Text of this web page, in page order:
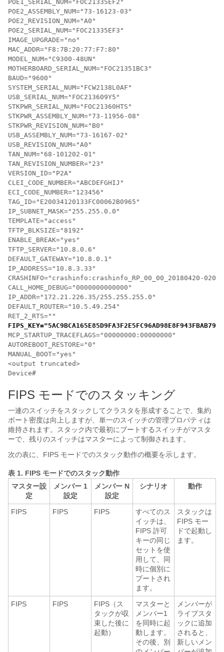
POE1_SERIAL_NUM="FOC21335EF2"
POE2_ASSEMBLY_NUM="73-16123-03"
POE2_REVISION_NUM="A0"
POE2_SERIAL_NUM="FOC21335EF3"
IMAGE_UPGRADE="no"
MAC_ADDR="F8:7B:20:77:F7:80"
MODEL_NUM="C9300-48UN"
MOTHERBOARD_SERIAL_NUM="FOC21351BC3"
BAUD="9600"
SYSTEM_SERIAL_NUM="FCW2138L0AF"
USB_SERIAL_NUM="FOC213609Y5"
STKPWR_SERIAL_NUM="FOC21360HTS"
STKPWR_ASSEMBLY_NUM="73-11956-08"
STKPWR_REVISION_NUM="B0"
USB_ASSEMBLY_NUM="73-16167-02"
USB_REVISION_NUM="A0"
TAN_NUM="68-101202-01"
TAN_REVISION_NUMBER="23"
VERSION_ID="P2A"
CLEI_CODE_NUMBER="ABCDEFGHIJ"
ECI_CODE_NUMBER="123456"
TAG_ID="E20034120133FC00062B0965"
IP_SUBNET_MASK="255.255.0.0"
TEMPLATE="access"
TFTP_BLKSIZE="8192"
ENABLE_BREAK="yes"
TFTP_SERVER="10.8.0.6"
DEFAULT_GATEWAY="10.8.0.1"
IP_ADDRESS="10.8.3.33"
CRASHINFO="crashinfo:crashinfo_RP_00_00_20180420-
CALL_HOME_DEBUG="0000000000000"
IP_ADDR="172.21.226.35/255.255.255.0"
DEFAULT_ROUTER="10.5.49.254"
RET_2_RTS=""
MCP_STARTUP_TRACEFLAGS="00000000:00000000"
AUTOREBOOT_RESTORE="0"
MANUAL_BOOT="yes"
<output truncated>
Device#
FIPS モードでのスタッキング
一連のスイッチをスタックしてクラスタを形成することで、集約
ポート密度は向上しますが、単一のスイッチの管理プロパティは
維持されます。スタック内で最初にブートするスイッチがマスタ
ーで、残りのスイッチはマスターによって制御されます。
次の表に、FIPS モードでのスタック動作の概要を示します。
表 1. FIPS モードでのスタック動作
マスター設
定
メンバー 1
設定
メンバー N
設定
シナリオ 動作
FIPS FIPS FIPS
すべてのス
イッチは、
FIPS 許可
キーの同じ
セットを使
用して、同
時に個別に
ブートされ
ます。
スタックは
FIPS モー
ドで起動し
ます。
FIPS FIPS
FIPS（ス
タックが収
束した後に
起動）
マスターと
メンバー1
を同時に起
動します。
その後、別
メンバーが
ライブスタ
ックに追加
されると、
新しいメン